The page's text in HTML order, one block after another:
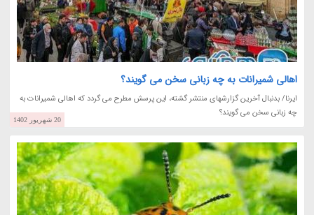
اهالی شمیرانات به چه زبانی سخن می گویند؟
ایرنا/ بدنبال آخرین گزارشهای منتشر گشته، این پرسش مطرح می گردد که اهالی شمیرانات به
چه زبانی سخن می گویند؟
20 شهریور 1402